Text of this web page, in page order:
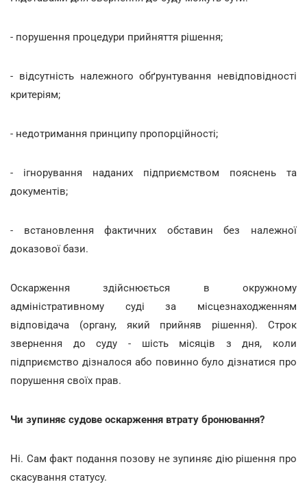
- порушення процедури прийняття рішення;
- відсутність належного обґрунтування невідповідності
критеріям;
- недотримання принципу пропорційності;
- ігнорування наданих підприємством пояснень та
документів;
- встановлення фактичних обставин без належної
доказової бази.
Оскарження здійснюється в окружному
адміністративному суді за місцезнаходженням
відповідача (органу, який прийняв рішення). Строк
звернення до суду - шість місяців з дня, коли
підприємство дізналося або повинно було дізнатися про
порушення своїх прав.
Чи зупиняє судове оскарження втрату бронювання?
Ні. Сам факт подання позову не зупиняє дію рішення про
скасування статусу.